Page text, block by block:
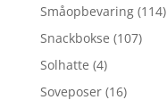
Småopbevaring (114)
Snackbokse (107)
Solhatte (4)
Soveposer (16)